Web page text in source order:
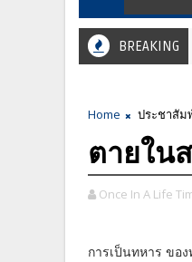
BREAKING
Home ประชาสัม
ตายใน
Once In A Life
การเป็นทหาร ขอ